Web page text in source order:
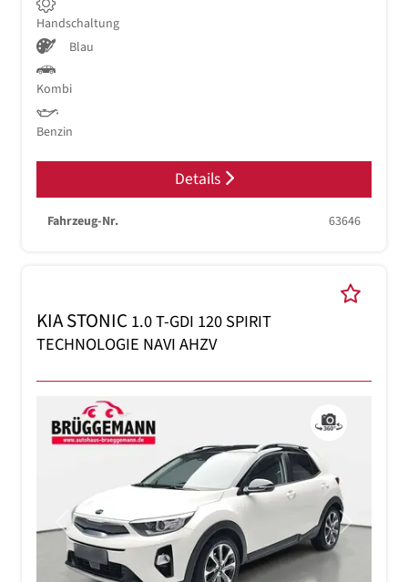
Handschaltung
Blau
Kombi
Benzin
Details
Fahrzeug-Nr. 63646
KIA STONIC 1.0 T-GDI 120 SPIRIT
TECHNOLOGIE NAVI AHZV
Previous Next